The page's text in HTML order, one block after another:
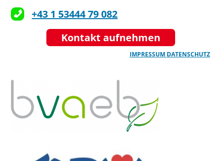
+43 1 53444 79 082
Kontakt aufnehmen
IMPRESSUM DATENSCHUTZ